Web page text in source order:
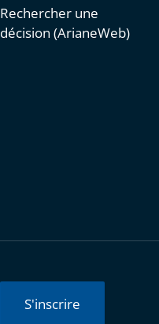
Rechercher une
décision (ArianeWeb)
S'inscrire